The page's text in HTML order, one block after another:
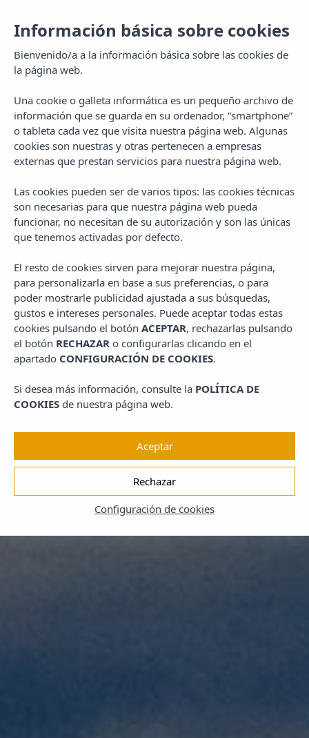
Información básica sobre cookies
Bienvenido/a a la información básica sobre las cookies de
la página web.
Una cookie o galleta informática es un pequeño archivo de
información que se guarda en su ordenador, “smartphone”
o tableta cada vez que visita nuestra página web. Algunas
cookies son nuestras y otras pertenecen a empresas
externas que prestan servicios para nuestra página web.
Las cookies pueden ser de varios tipos: las cookies técnicas
son necesarias para que nuestra página web pueda
funcionar, no necesitan de su autorización y son las únicas
que tenemos activadas por defecto.
El resto de cookies sirven para mejorar nuestra página,
para personalizarla en base a sus preferencias, o para
poder mostrarle publicidad ajustada a sus búsquedas,
gustos e intereses personales. Puede aceptar todas estas
cookies pulsando el botón ACEPTAR, rechazarlas pulsando
el botón RECHAZAR o configurarlas clicando en el
apartado CONFIGURACIÓN DE COOKIES.
Si desea más información, consulte la POLÍTICA DE
COOKIES de nuestra página web.
Configuración de cookies
Rechazar
Aceptar